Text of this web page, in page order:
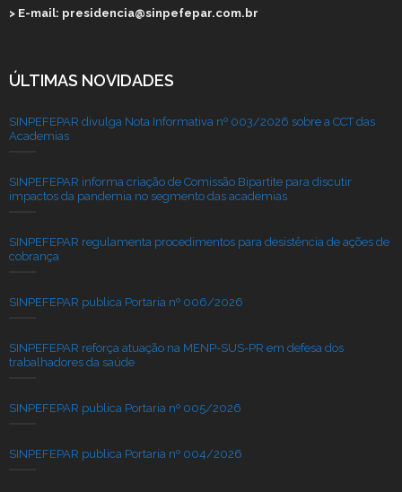
> E-mail: presidencia@sinpefepar.com.br
ÚLTIMAS NOVIDADES
SINPEFEPAR divulga Nota Informativa nº 003/2026 sobre a CCT das
Academias
SINPEFEPAR informa criação de Comissão Bipartite para discutir
impactos da pandemia no segmento das academias
SINPEFEPAR regulamenta procedimentos para desistência de ações de
cobrança
SINPEFEPAR publica Portaria nº 006/2026
SINPEFEPAR reforça atuação na MENP-SUS-PR em defesa dos
trabalhadores da saúde
SINPEFEPAR publica Portaria nº 005/2026
SINPEFEPAR publica Portaria nº 004/2026